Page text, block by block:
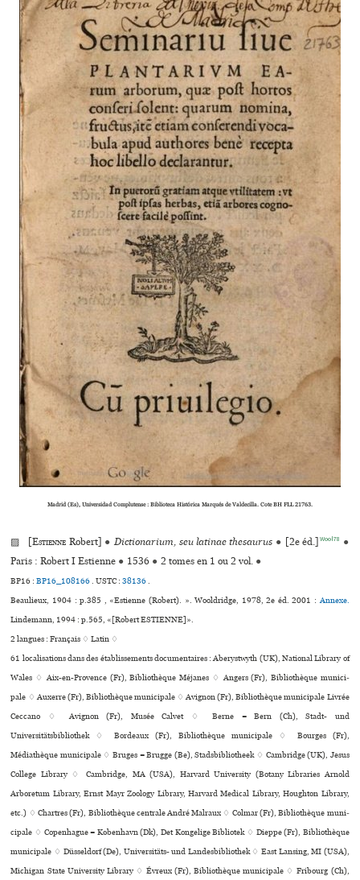
Madrid (Es), Universidad Complutense : Biblioteca Histórica Marqués de Valdecilla. Cote BH FLL 21763.
▨ [Estienne Robert] ● Dictionarium, seu latinae thesaurus ● [2e éd.] Wool78 ●
Paris : Robert I Estienne ● 1536 ● 2 tomes en 1 ou 2 vol. ●
BP16 :BP16_108166.USTC :38136.
Beaulieux, 1904 : p.385 , «Estienne (Robert). ». Wooldridge, 1978, 2e éd. 2001 :Annexe.
Lindemann, 1994 : p.565, «[Robert ESTIENNE]».
2 langues :Français ♢Latin ♢
61 localisations dans des établissements documentaires : Aberystwyth (UK), National Library of
Wales ♢ Aix-en-Provence (Fr), Bibliothèque Méjanes ♢ Angers (Fr), Bibliothèque muni­ci­
pale ♢ Auxerre (Fr), Bibliothèque muni­ci­pale ♢ Avignon (Fr), Bibliothèque muni­ci­pale Livrée
Ceccano ♢ Avignon (Fr), Musée Calvet ♢ Berne = Bern (Ch), Stadt- und
Universitätsbibliothek ♢ Bordeaux (Fr), Bibliothèque muni­ci­pale ♢ Bourges (Fr),
Médiathèque muni­ci­pale ♢ Bruges = Brugge (Be), Stadsbibliotheek ♢ Cambridge (UK), Jesus
College Library ♢ Cambridge, MA (USA), Harvard University (Botany Libraries Arnold
Arboretum Library, Ernst Mayr Zoology Library, Harvard Medical Library, Houghton Library,
etc.) ♢ Chartres (Fr), Bibliothèque cen­trale André Malraux ♢ Colmar (Fr), Bibliothèque muni­
ci­pale ♢ Copenhague = København (Dk), Det Kongelige Bibliotek ♢ Dieppe (Fr), Bibliothèque
muni­ci­pale ♢ Düsseldorf (De), Universitäts- und Landesbibliothek ♢ East Lansing, MI (USA),
Michigan State University Library ♢ Évreux (Fr), Bibliothèque muni­ci­pale ♢ Fribourg (Ch),